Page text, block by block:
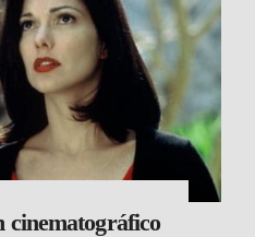
cinematográfico